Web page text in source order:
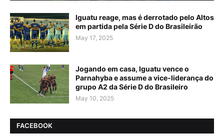
Iguatu reage, mas é derrotado pelo Altos
em partida pela Série D do Brasileirão
May 17, 2025
Jogando em casa, Iguatu vence o
Parnahyba e assume a vice-liderança do
grupo A2 da Série D do Brasileiro
May 10, 2025
FACEBOOK